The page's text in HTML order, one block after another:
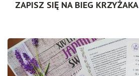
ZAPISZ SIĘ NA BIEG KRZYŻAKA